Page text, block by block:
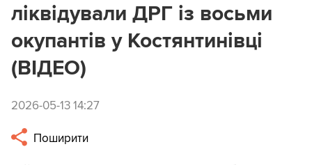
ліквідували ДРГ із восьми
окупантів у Костянтинівці
(ВІДЕО)
2026-05-13 14:27
Поширити